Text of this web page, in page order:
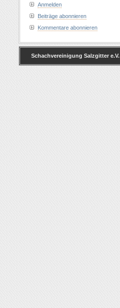
Anmelden
Beiträge abonnieren
Kommentare abonnieren
Schachvereinigung Salzgitter e.V.